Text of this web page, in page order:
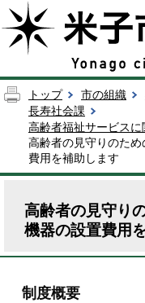
トップ 市の組織
長寿社会課
高齢者福祉サービスに
高齢者の見守りのた
費用を補助します
高齢者の見守り
機器の設置費用
制度概要